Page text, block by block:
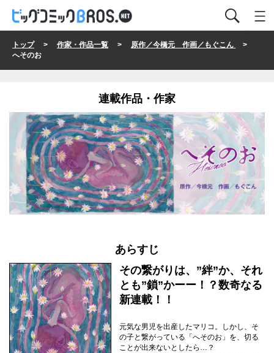
トップ> 作家・作品一覧 > 原作／今橋元 作画／もぐこん
>
へそのお
連載作品・作家
あらすじ
その繋がりは、”絆”か、それ
とも”鎖”かーー！？数奇なる
新連載！！
元気な男児を出産したマリコ。しかし、そ
の子と繋がっている「へそのお」を、切る
ことが出来ないとしたら…？